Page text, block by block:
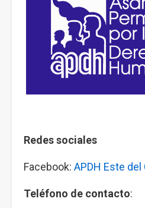
Redes sociales
Facebook: APDH Este
Teléfono de contacto: